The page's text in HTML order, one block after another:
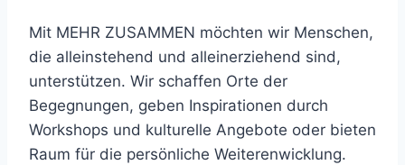
Mit MEHR ZUSAMMEN möchten wir Menschen,
die alleinstehend und alleinerziehend sind,
unterstützen. Wir schaffen Orte der
Begegnungen, geben Inspirationen durch
Workshops und kulturelle Angebote oder bieten
Raum für die persönliche Weiterenwicklung.